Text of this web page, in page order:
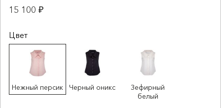
15 100 ₽
Цвет
Нежный персик Черный оникс
Зефирный
белый